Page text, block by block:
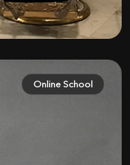
Online School